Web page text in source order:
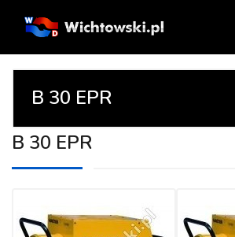
B 30 EPR
B 30 EPR